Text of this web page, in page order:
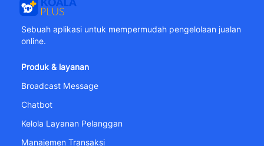
Sebuah aplikasi untuk mempermudah pengelolaan jualan
online.
Produk & layanan
Broadcast Message
Chatbot
Kelola Layanan Pelanggan
Manajemen Transaksi